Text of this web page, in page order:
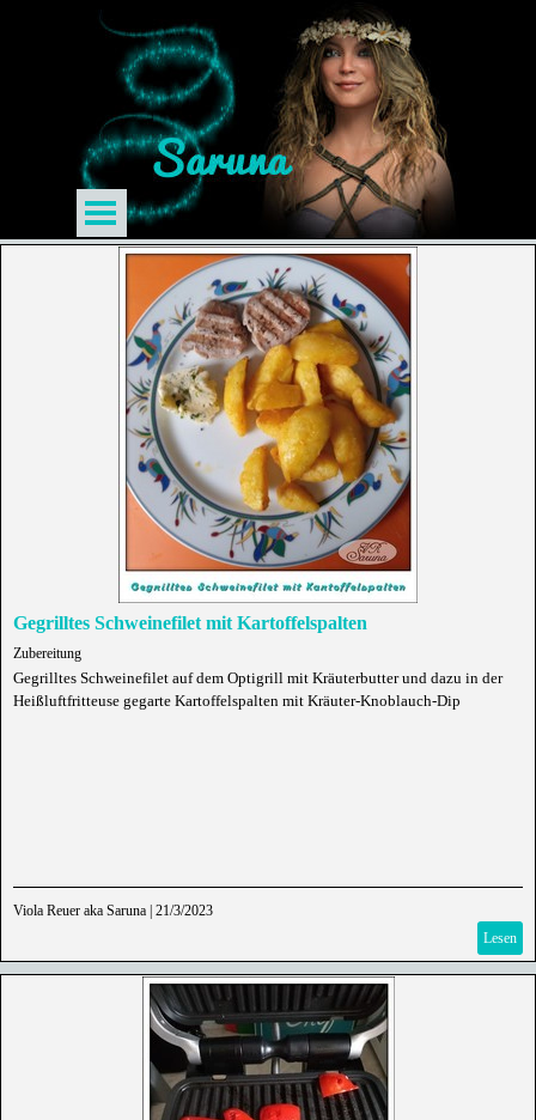
Gegrilltes Schweinefilet mit Kartoffelspalten
Zubereitung
Gegrilltes Schweinefilet auf dem Optigrill mit Kräuterbutter und dazu in der
Heißluftfritteuse gegarte Kartoffelspalten mit Kräuter-Knoblauch-Dip
Viola Reuer aka Saruna 21/3/2023
Lesen